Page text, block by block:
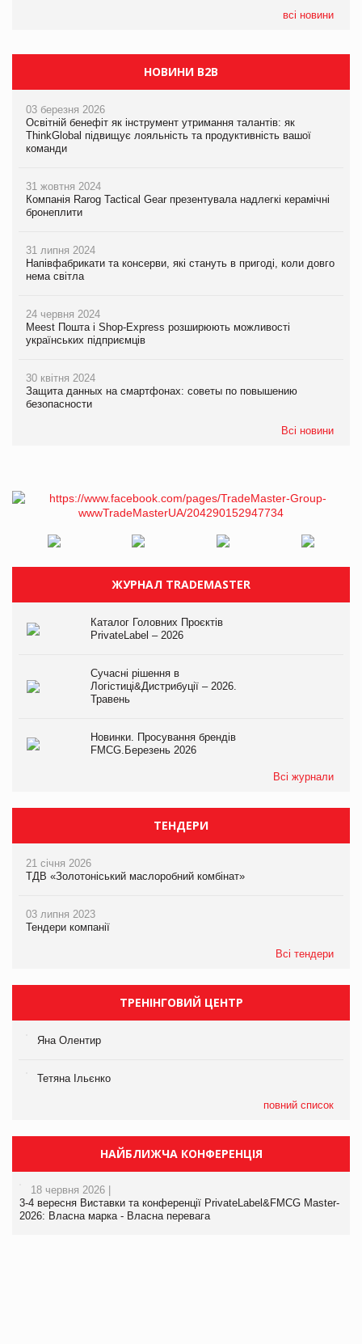
всі новини
НОВИНИ B2B
03 березня 2026
Освітній бенефіт як інструмент утримання талантів: як
ThinkGlobal підвищує лояльність та продуктивність вашої
команди
31 жовтня 2024
Компанія Rarog Tactical Gear презентувала надлегкі керамічні
бронеплити
31 липня 2024
Напівфабрикати та консерви, які стануть в пригоді, коли довго
нема світла
24 червня 2024
Meest Пошта і Shop-Express розширюють можливості
українських підприємців
30 квітня 2024
Защита данных на смартфонах: советы по повышению
безопасности
Всі новини
ЖУРНАЛ TRADEMASTER
Каталог Головних Проєктів
PrivateLabel – 2026
Сучасні рішення в
Логістиці&Дистрибуції – 2026.
Травень
Новинки. Просування брендів
FMCG.Березень 2026
Всі журнали
ТЕНДЕРИ
21 січня 2026
ТДВ «Золотоніський маслоробний комбінат»
03 липня 2023
Тендери компанії
Всі тендери
ТРЕНІНГОВИЙ ЦЕНТР
Яна Олентир
Тетяна Ільєнко
повний список
НАЙБЛИЖЧА КОНФЕРЕНЦІЯ
18 червня 2026 |
3-4 вересня Виставки та конференції PrivateLabel&FMCG Master-
2026: Власна марка - Власна перевага